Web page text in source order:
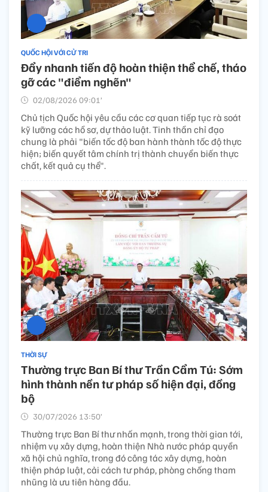
QUỐC HỘI VỚI CỬ TRI
Đẩy nhanh tiến độ hoàn thiện thể chế, tháo
gỡ các "điểm nghẽn"
02/08/2026 09:01’
Chủ tịch Quốc hội yêu cầu các cơ quan tiếp tục rà soát
kỹ lưỡng các hồ sơ, dự thảo luật. Tinh thần chỉ đạo
chung là phải "biến tốc độ ban hành thành tốc độ thực
hiện; biến quyết tâm chính trị thành chuyển biến thực
chất, kết quả cụ thể".
THỜI SỰ
Thường trực Ban Bí thư Trần Cẩm Tú: Sớm
hình thành nền tư pháp số hiện đại, đồng
bộ
30/07/2026 13:50’
Thường trực Ban Bí thư nhấn mạnh, trong thời gian tới,
nhiệm vụ xây dựng, hoàn thiện Nhà nước pháp quyền
xã hội chủ nghĩa, trong đó công tác xây dựng, hoàn
thiện pháp luật, cải cách tư pháp, phòng chống tham
nhũng là ưu tiên hàng đầu.